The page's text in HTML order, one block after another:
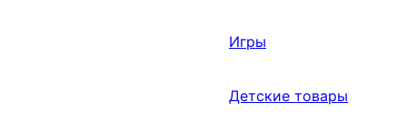
Игры
Детские товары